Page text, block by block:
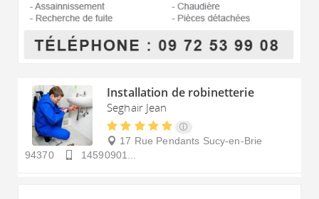
Installation de robinetterie
Seghair Jean
17 Rue Pendants Sucy-en-Brie
94370
14590901...